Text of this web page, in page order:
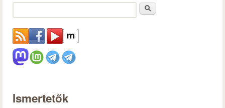
Ismertetők